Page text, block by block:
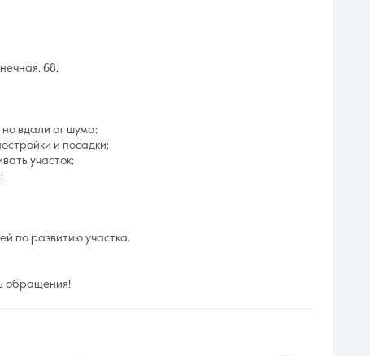
68.
вдали от шума;
и посадки;
участок;
по развитию участка.
обращения!